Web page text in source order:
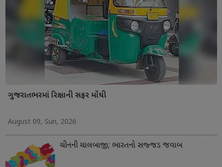
ગુજરાતભરમાં રિક્ષાની સફર મોંઘી
August 09, Sun, 2026
ચીનની ચાલબાજી; ભારતનો સજ્જડ જવાબ